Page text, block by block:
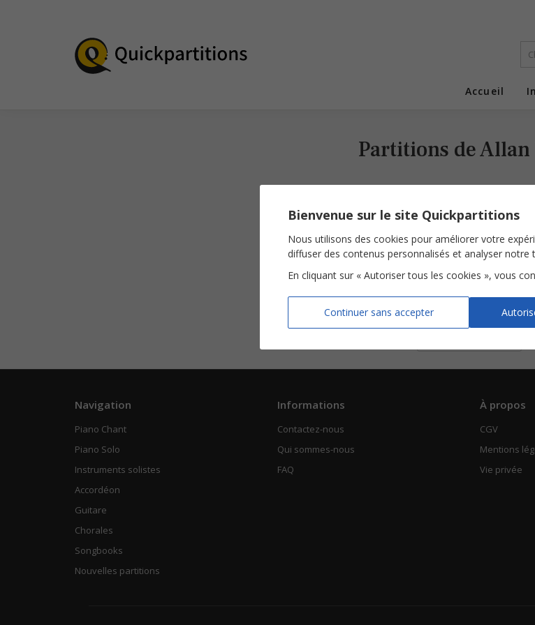
Accueil
Partitions de Allan
Rayons d'or
Navigation
Piano Chant
Piano Solo
Instruments solistes
Accordéon
Guitare
Chorales
Songbooks
Nouvelles partitions
Informations
Contactez-nous
Qui sommes-nous
FAQ
À propos
CGV
Mentions
Vie privée
Bienvenue sur le site Quickpartitions
Nous utilisons des cookies pour améliorer votre
diffuser des contenus personnalisés et analyser notre
En cliquant sur « Autoriser tous les cookies », vous
Continuer sans accepter